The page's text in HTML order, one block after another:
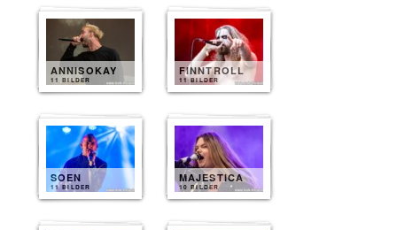
ANNISOKAY
11 BILDER
FINNTROLL
11 BILDER
SOEN
11 BILDER
MAJESTICA
10 BILDER